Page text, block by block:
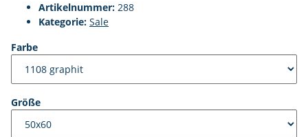
Artikelnummer: 288
Kategorie: Sale
Farbe
Größe